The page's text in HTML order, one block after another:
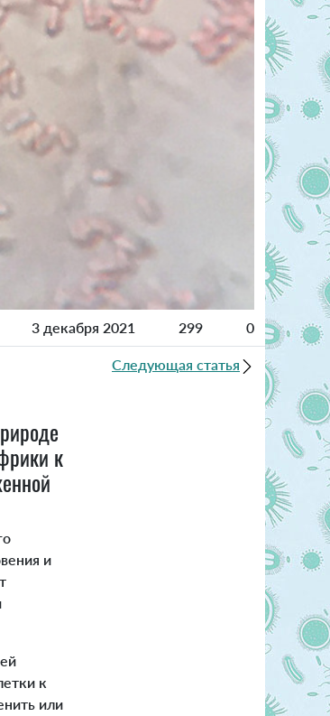
3 декабря 2021 299 0
Следующая статья
к
и
к
или